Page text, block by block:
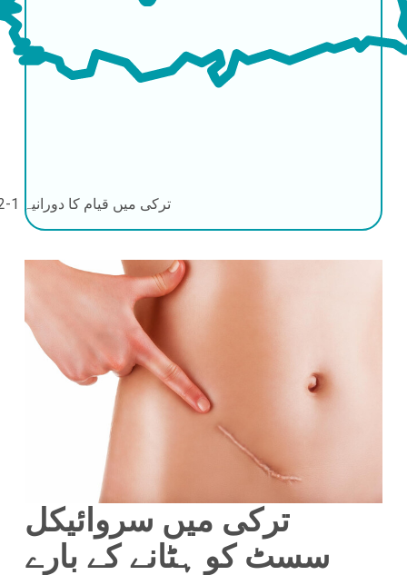
ترکی میں قیام کا دورانیہ 1-2 دن
ترکی میں سروائیکل
سسٹ کو ہٹانے کے بارے